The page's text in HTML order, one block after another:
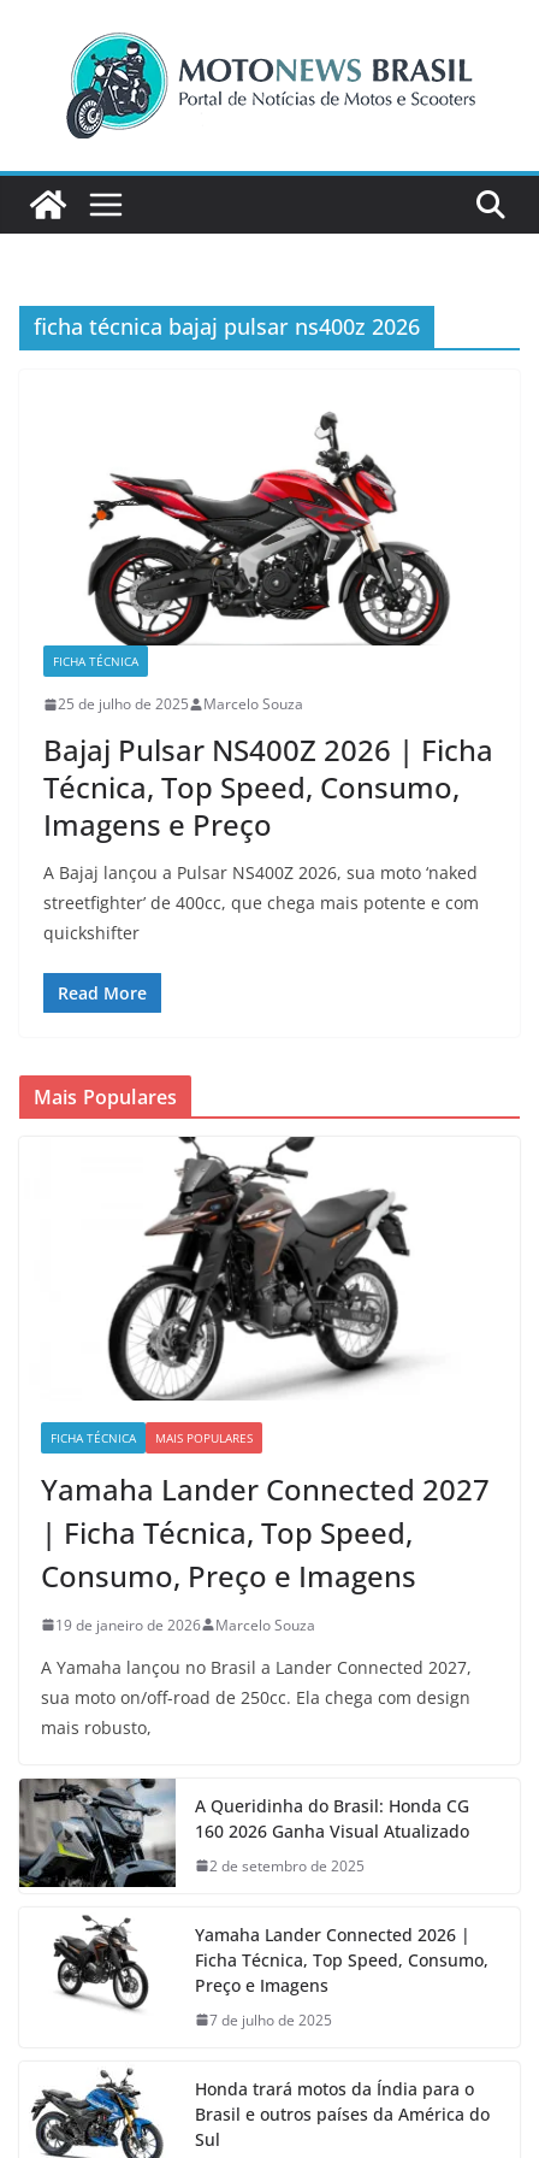
conteúdo
ficha técnica bajaj pulsar ns400z 2026
FICHA TÉCNICA
25 de julho de 2025 Marcelo Souza
Bajaj Pulsar NS400Z 2026 | Ficha
Técnica, Top Speed, Consumo,
Imagens e Preço
A Bajaj lançou a Pulsar NS400Z 2026, sua moto ‘naked
streetfighter’ de 400cc, que chega mais potente e com
quickshifter
Read More
Mais Populares
FICHA TÉCNICA MAIS POPULARES
Yamaha Lander Connected 2027
| Ficha Técnica, Top Speed,
Consumo, Preço e Imagens
19 de janeiro de 2026 Marcelo Souza
A Yamaha lançou no Brasil a Lander Connected 2027,
sua moto on/off-road de 250cc. Ela chega com design
mais robusto,
A Queridinha do Brasil: Honda CG
160 2026 Ganha Visual Atualizado
2 de setembro de 2025
Yamaha Lander Connected 2026 |
Ficha Técnica, Top Speed, Consumo,
Preço e Imagens
7 de julho de 2025
Honda trará motos da Índia para o
Brasil e outros países da América do
Sul